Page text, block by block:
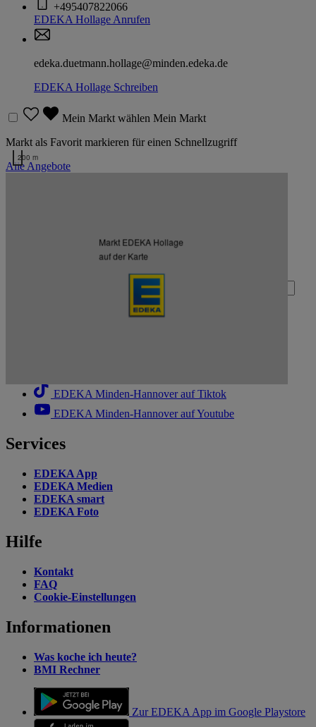
+495407822066
EDEKA Hollage Anrufen
edeka.duetmann.hollage@minden.edeka.de
EDEKA Hollage Schreiben
Mein Markt wählen Mein Markt
Markt als Favorit markieren für einen Schnellzugriff
Alle Angebote
Markt EDEKA Hollage
auf der Karte
200 m
Zum Newsletter anmelden
Deine E-Mail-Adresse (Pflichtfeld)
EDEKA Minden-Hannover auf Tiktok
EDEKA Minden-Hannover auf Youtube
Services
EDEKA App
EDEKA Medien
EDEKA smart
EDEKA Foto
Hilfe
Kontakt
FAQ
Cookie-Einstellungen
Informationen
Was koche ich heute?
BMI Rechner
Zur EDEKA App im Google Playstore